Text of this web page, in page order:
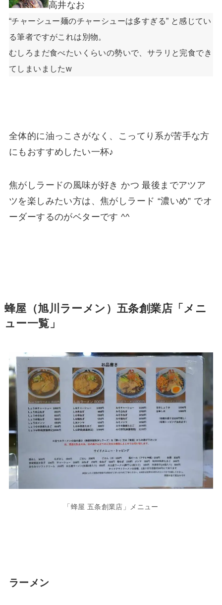
高井なお
“チャーシュー麺のチャーシューは多すぎる” と感じてい
る筆者ですがこれは別物。
むしろまだ食べたいくらいの勢いで、サラリと完食でき
てしまいましたw
全体的に油っこさがなく、こってり系が苦手な方
にもおすすめしたい一杯♪
焦がしラードの風味が好き かつ 最後までアツア
ツを楽しみたい方は、焦がしラード “濃いめ” でオ
ーダーするのがベターです ^^
蜂屋（旭川ラーメン）五条創業店「メニ
ュー一覧」
「蜂屋 五条創業店」メニュー
ラーメン